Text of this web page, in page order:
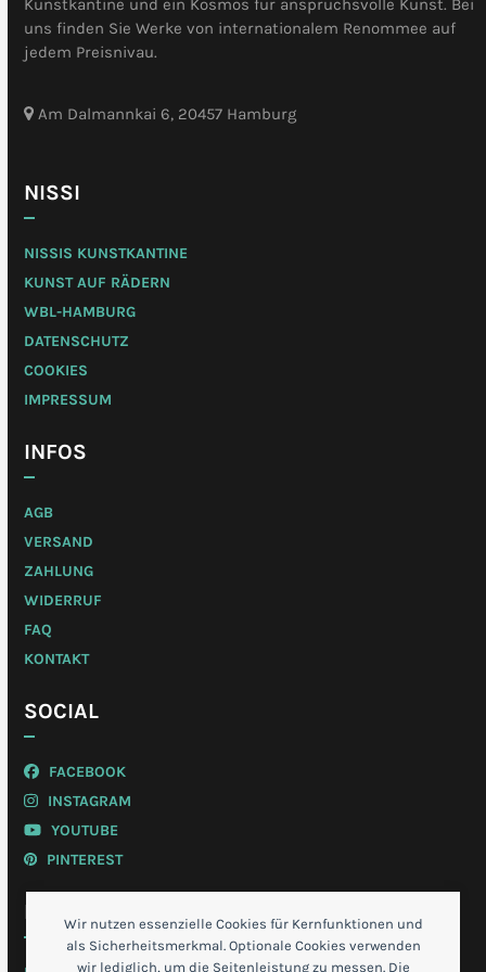
Wir nutzen essenzielle Cookies für Kernfunktionen und
als Sicherheitsmerkmal. Optionale Cookies verwenden
wir lediglich, um die Seitenleistung zu messen. Die
Kunstkantine und ein Kosmos für anspruchsvolle Kunst. Bei
uns finden Sie Werke von internationalem Renommee auf
jedem Preisnivau.
Am Dalmannkai 6, 20457 Hamburg
NISSI
NISSIS KUNSTKANTINE
KUNST AUF RÄDERN
WBL-HAMBURG
DATENSCHUTZ
COOKIES
IMPRESSUM
INFOS
AGB
VERSAND
ZAHLUNG
WIDERRUF
FAQ
KONTAKT
SOCIAL
FACEBOOK
INSTAGRAM
YOUTUBE
PINTEREST
MEIN KONTO